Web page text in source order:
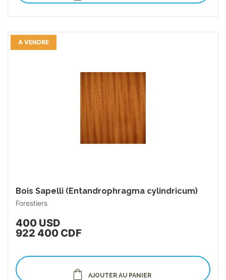
Bois Sapelli (Entandrophragma cylindricum)
Forestiers
400 USD
922 400 CDF
AJOUTER AU PANIER
A VENDRE